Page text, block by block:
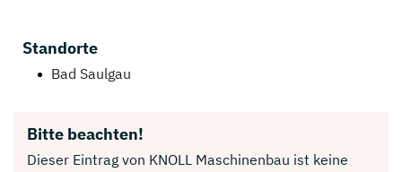
Standorte
Bad Saulgau
Bitte beachten!
Dieser Eintrag von KNOLL Maschinenbau ist keine